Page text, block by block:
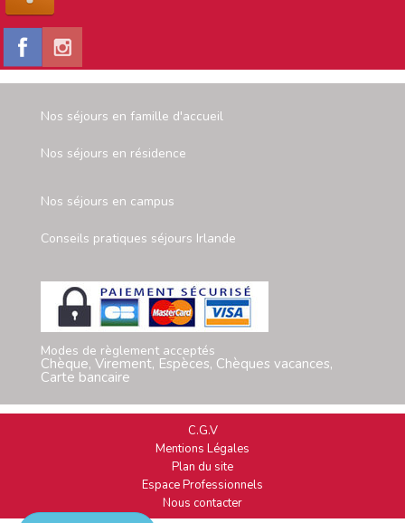
Nos séjours en famille d'accueil
Nos séjours en résidence
Nos séjours en campus
Conseils pratiques séjours Irlande
Modes de règlement acceptés
Chèque, Virement, Espèces, Chèques vacances,
Carte bancaire
C.G.V
Mentions Légales
Plan du site
Espace Professionnels
Nous contacter